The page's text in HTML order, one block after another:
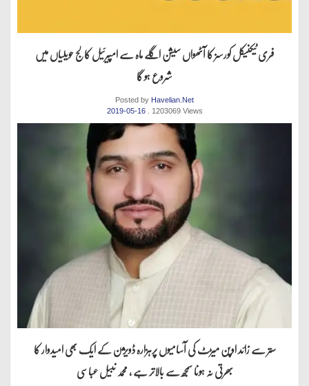
فری ٹیکنیکل کورسز کا آٹھواں سیشن اگلے ماہ سے امپیرئیل کالج حویلیاں میں
شروع ہو گا
Posted by Havelian.Net
2019-05-16
. 1203069 Views
ستر سے زائد اوپن میڑٹ کی آسامیوں پرہزارہ ڈویژن کے ایک بھی امیدوار کا
بھرتی نہ ہونا سمجھ سے بالاتر ہے ، محمد نبیل عباسی